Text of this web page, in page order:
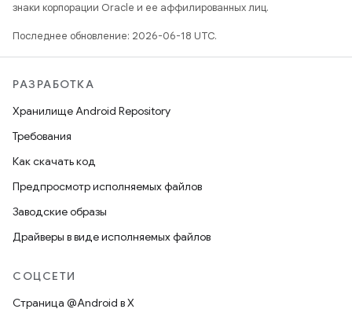
знаки корпорации Oracle и ее аффилированных лиц.
Последнее обновление: 2026-06-18 UTC.
РАЗРАБОТКА
Хранилище Android Repository
Требования
Как скачать код
Предпросмотр исполняемых файлов
Заводские образы
Драйверы в виде исполняемых файлов
СОЦСЕТИ
Страница @Android в X